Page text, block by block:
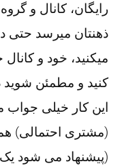
رایگان، کانال و
ذهنتان میرسد حتی
میکنید، خود و
کنید و مطمئن
این کار خیلی
(مشتری احتمالی)
(پیشنهاد می شود